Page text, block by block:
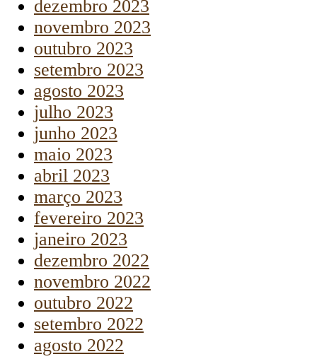
dezembro 2023
novembro 2023
outubro 2023
setembro 2023
agosto 2023
julho 2023
junho 2023
maio 2023
abril 2023
março 2023
fevereiro 2023
janeiro 2023
dezembro 2022
novembro 2022
outubro 2022
setembro 2022
agosto 2022